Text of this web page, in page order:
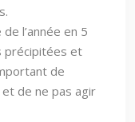
l’année en 5
précipitées et
de
de ne pas agir